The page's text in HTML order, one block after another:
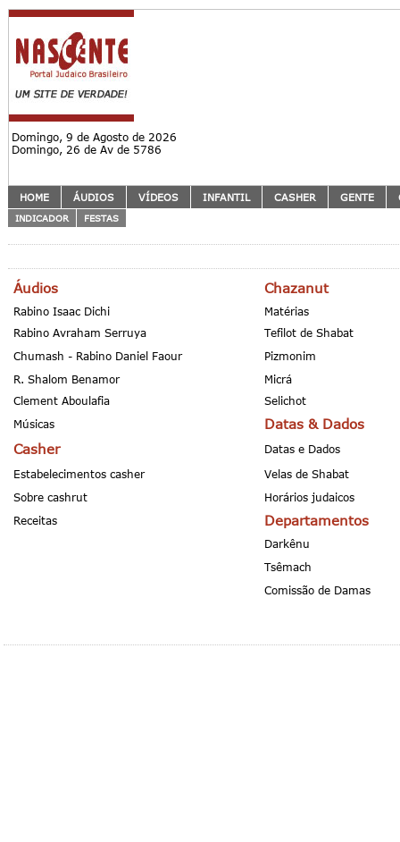
Domingo, 9 de Agosto de 2026
Domingo, 26 de Av de 5786
HOME ÁUDIOS VÍDEOS INFANTIL CASHER GENTE
INDICADOR FESTAS
Áudios Chazanut
Rabino Isaac Dichi
Matérias
Rabino Avraham Serruya
Tefilot de Shabat
Chumash - Rabino Daniel Faour
Pizmonim
R. Shalom Benamor
Micrá
Clement Aboulafia
Selichot
Músicas
Datas & Dados
Casher
Datas e Dados
Estabelecimentos casher
Velas de Shabat
Sobre cashrut
Horários judaicos
Receitas
Departamentos
Darkênu
Tsêmach
Comissão de Damas